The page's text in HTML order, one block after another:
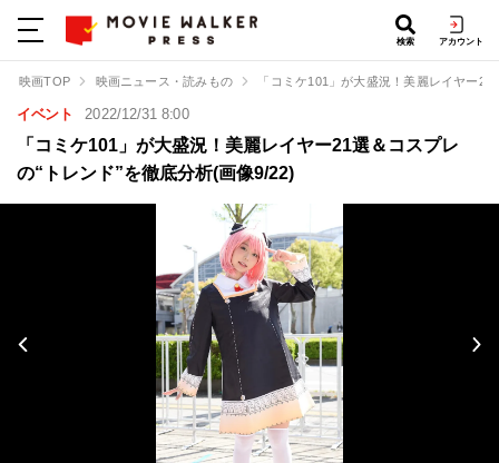
検索 アカウント
映画TOP 映画ニュース・読みもの 「コミケ101」が大盛況！美麗レイヤー
イベント 2022/12/31 8:00
「コミケ101」が大盛況！美麗レイヤー21選＆コスプレ
の“トレンド”を徹底分析(画像9/22)